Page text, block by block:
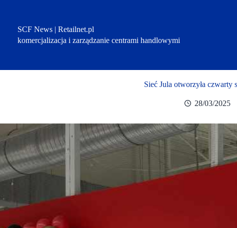
SCF News | Retailnet.pl
komercjalizacja i zarządzanie centrami handlowymi
Sieć Jula otworzyła czwarty
28/03/2025